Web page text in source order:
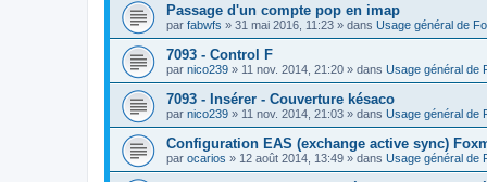
Passage d'un compte pop en imap
par fabwfs » 31 mai 2016, 11:23 » dans Usage général de
7093 - Control F
par nico239 » 11 nov. 2014, 21:20 » dans Usage général de
7093 - Insérer - Couverture késaco
par nico239 » 11 nov. 2014, 21:03 » dans Usage général de
Configuration EAS (exchange active sync)
par ocarios » 12 août 2014, 13:49 » dans Usage général de